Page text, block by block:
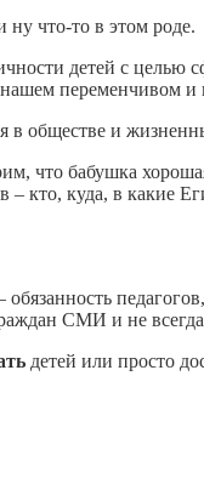
что-то в этом роде.
детей с целью
переменчивом и
в обществе и
бабушка
– кто, куда, в какие
СМИ и не
детей или просто